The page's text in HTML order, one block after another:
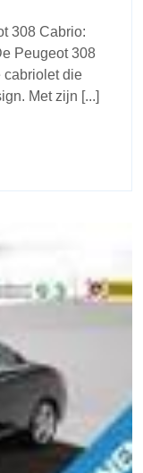
308 Cabrio:
Peugeot 308
cabriolet die
Met zijn [...]